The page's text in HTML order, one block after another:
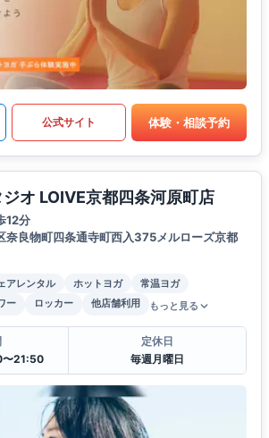
公式サイト 体験・相談予約
オ LOIVE京都四条河原町店
12分
奈良物町四条通寺町西入375メルローズ京都
アレンタル ホットヨガ
常温ヨガ
ー ロッカー 他店舗利用 もっと見る
〜21:50
定休日
毎週月曜日